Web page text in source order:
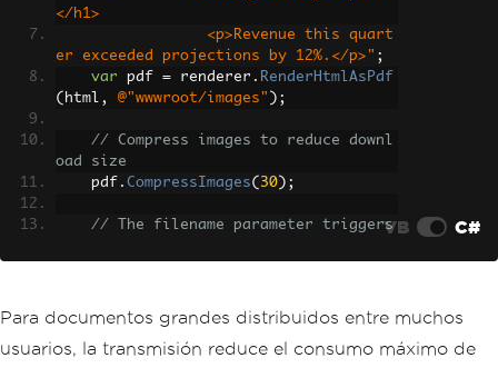
</h1>
er exceeded projections by 12%.</p>" ;
var pdf = renderer . RenderHtmlAsPdf
( html , @"wwwroot/images" );
// Compress images to reduce downl
oad size
    pdf
. CompressImages( 30 );
// The filename parameter triggers VB C#
Para documentos grandes distribuidos entre muchos
usuarios, la transmisión reduce el consumo máximo de